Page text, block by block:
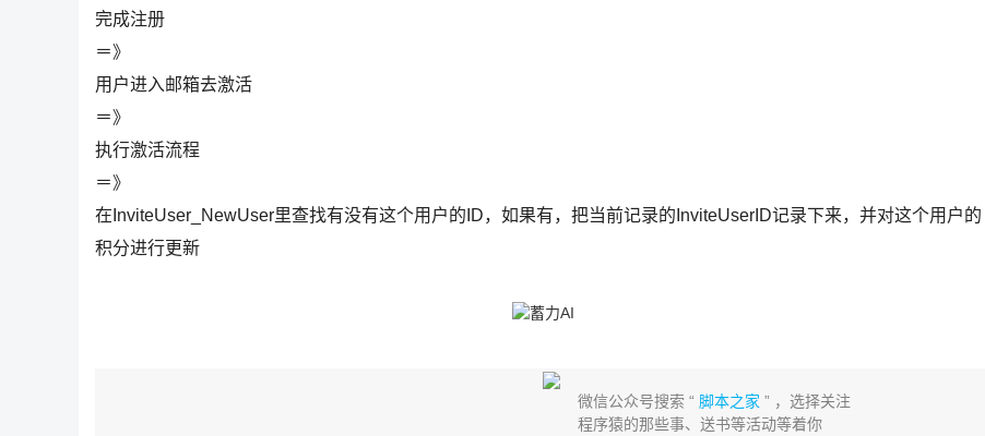
完成注册
＝》
用户进入邮箱去激活
＝》
执行激活流程
＝》
在InviteUser_NewUser里查找有没有这个用户的ID，如果有，把当前记录的InviteUserID记录下来，并对这个用户的
积分进行更新
微信公众号搜索 “ 脚本之家 ” ，选择关注
程序猿的那些事、送书等活动等着你